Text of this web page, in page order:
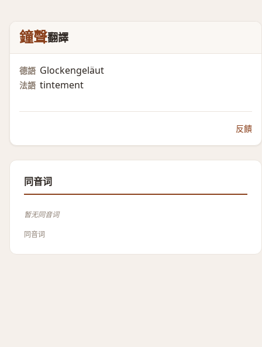
鐘聲翻譯
德語 Glockengeläut
法語 tintement
反饋
同音词
暂无同音词
同音词